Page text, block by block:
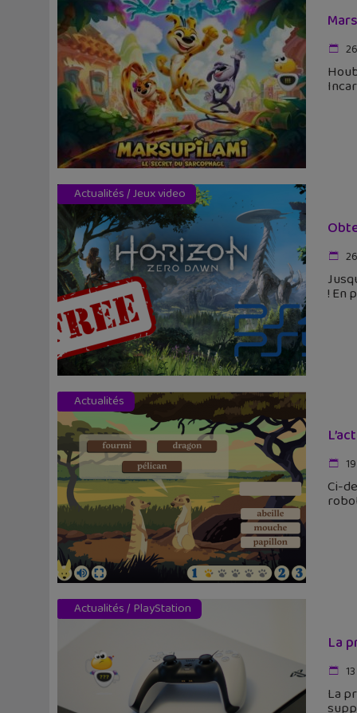
Actualités/Jeux video
! En
Actualités
Ci-
Actualités/ PlayStation
La
La